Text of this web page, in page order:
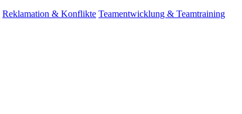
Reklamation & Konflikte Teamentwicklung & Teamtraining